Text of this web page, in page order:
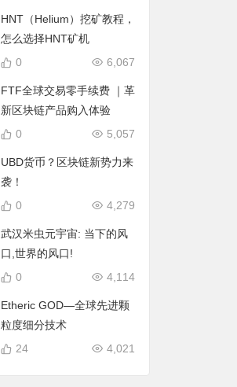
HNT（Helium）挖矿教程，
怎么选择HNT矿机
6,067
0
FTF全球交易零手续费 ｜革
新区块链产品购入体验
5,057
0
UBD货币？区块链新势力来
袭！
4,279
0
武汉米虫元宇宙: 当下的风
口,世界的风口!
4,114
0
Etheric GOD—全球先进颗
粒度细分技术
4,021
24